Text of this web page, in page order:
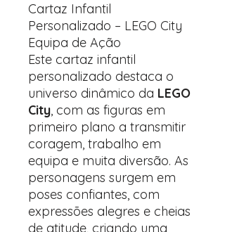
Cartaz Infantil
Personalizado – LEGO City
Equipa de Ação
Este cartaz infantil
personalizado destaca o
universo dinâmico da LEGO
City, com as figuras em
primeiro plano a transmitir
coragem, trabalho em
equipa e muita diversão. As
personagens surgem em
poses confiantes, com
expressões alegres e cheias
de atitude, criando uma